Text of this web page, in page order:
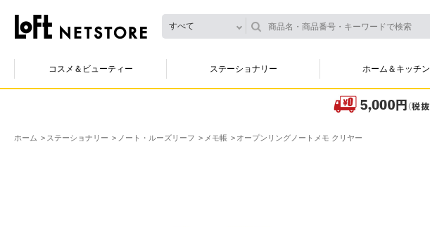
すべて
コスメ＆ビューティー ステーショナリー ホーム＆キッチン
ホーム ステーショナリー ノート・ルーズリーフ メモ帳 オープンリングノートメモ クリヤー